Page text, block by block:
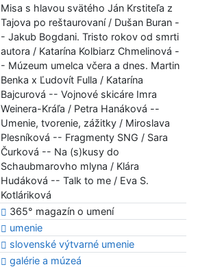
Misa s hlavou svätého Ján Krstiteľa z
Tajova po reštaurovaní / Dušan Buran -
- Jakub Bogdani. Tristo rokov od smrti
autora / Katarína Kolbiarz Chmelinová -
- Múzeum umelca včera a dnes. Martin
Benka x Ľudovít Fulla / Katarína
Bajcurová -- Vojnové skicáre Imra
Weinera-Kráľa / Petra Hanáková --
Umenie, tvorenie, zážitky / Miroslava
Plesníková -- Fragmenty SNG / Sara
Čurková -- Na (s)kusy do
Schaubmarovho mlyna / Klára
Hudáková -- Talk to me / Eva S.
Kotláriková
365° magazín o umení
umenie
slovenské výtvarné umenie
galérie a múzeá